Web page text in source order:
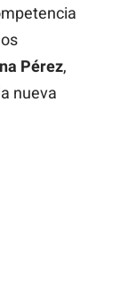
Pérez,
nueva